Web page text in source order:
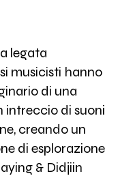
legata
musicisti hanno
di una
intreccio di suoni
creando un
di esplorazione
& Didjiin